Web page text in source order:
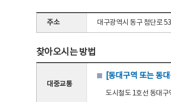
주소 대구광역시 동구 첨단로
찾아오시는 방법
대중교통
[동대구역 또는 동
도시철도 1호선 동대